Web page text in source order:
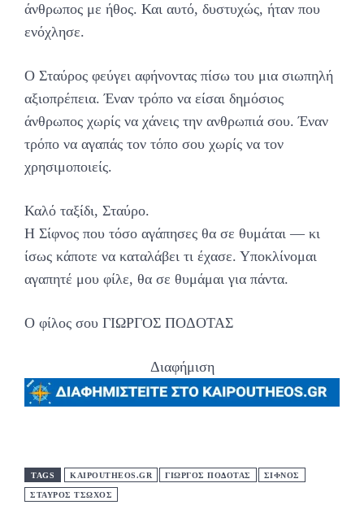
άνθρωπος με ήθος. Και αυτό, δυστυχώς, ήταν που
ενόχλησε.
Ο Σταύρος φεύγει αφήνοντας πίσω του μια σιωπηλή
αξιοπρέπεια. Έναν τρόπο να είσαι δημόσιος
άνθρωπος χωρίς να χάνεις την ανθρωπιά σου. Έναν
τρόπο να αγαπάς τον τόπο σου χωρίς να τον
χρησιμοποιείς.
Καλό ταξίδι, Σταύρο.
Η Σίφνος που τόσο αγάπησες θα σε θυμάται — κι
ίσως κάποτε να καταλάβει τι έχασε. Υποκλίνομαι
αγαπητέ μου φίλε, θα σε θυμάμαι για πάντα.
Ο φίλος σου ΓΙΩΡΓΟΣ ΠΟΔΟΤΑΣ
Διαφήμιση
TAGS KAIPOUTHEOS.GR ΓΙΩΡΓΟΣ ΠΟΔΟΤΑΣ ΣΙΦΝΟΣ
ΣΤΑΥΡΟΣ ΤΣΩΧΟΣ